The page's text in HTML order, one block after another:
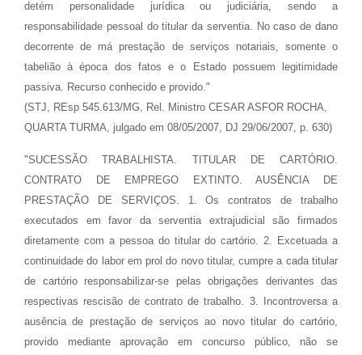
detém personalidade jurídica ou judiciária, sendo a
responsabilidade pessoal do titular da serventia. No caso de dano
decorrente de má prestação de serviços notariais, somente o
tabelião à época dos fatos e o Estado possuem legitimidade
passiva. Recurso conhecido e provido."
(STJ, REsp 545.613/MG, Rel. Ministro CESAR ASFOR ROCHA,
QUARTA TURMA, julgado em 08/05/2007, DJ 29/06/2007, p. 630)
"SUCESSÃO TRABALHISTA. TITULAR DE CARTÓRIO.
CONTRATO DE EMPREGO EXTINTO. AUSÊNCIA DE
PRESTAÇÃO DE SERVIÇOS. 1. Os contratos de trabalho
executados em favor da serventia extrajudicial são firmados
diretamente com a pessoa do titular do cartório. 2. Excetuada a
continuidade do labor em prol do novo titular, cumpre a cada titular
de cartório responsabilizar-se pelas obrigações derivantes das
respectivas rescisão de contrato de trabalho. 3. Incontroversa a
ausência de prestação de serviços ao novo titular do cartório,
provido mediante aprovação em concurso público, não se